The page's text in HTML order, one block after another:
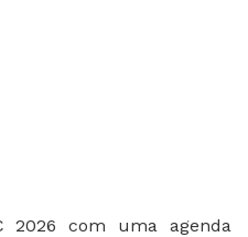
2026 com uma agenda